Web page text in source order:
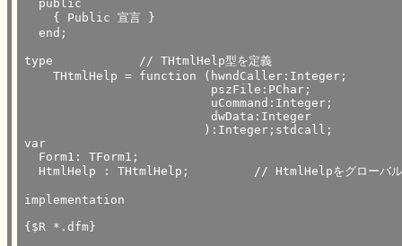
  public
    { Public 宣言 }
  end;
type		// THtmlHelp型を定義
    THtmlHelp = function (hwndCaller:Integer;
                          uCommand:Integer;
                         ):Integer;stdcall;
var
  Form1: TForm1;
  HtmlHelp : THtmlHelp;		// HtmlHelpをグローバル変数で宣言
implementation
{$R *.dfm}